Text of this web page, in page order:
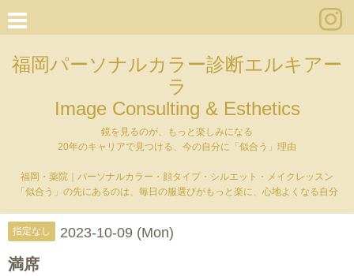
福岡パーソナルカラー診断エルキアー
ラ
Image Consulting & Esthetics
鏡を見るのが、もっと楽しみになる
20年のキャリアで見つける、今の自分に「似合う」理由
福岡・薬院｜パーソナルカラー・顔タイプ・シルエット・メイクレッスン
「似合う」の先にあるのは、毎日の服選びがもっと楽に、心地よくなる自分
指定なし 2023-10-09 (Mon)
満席